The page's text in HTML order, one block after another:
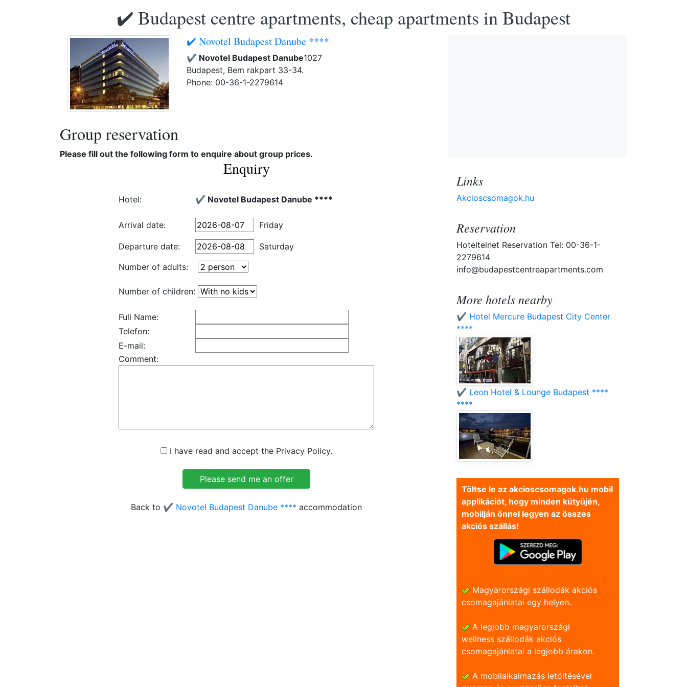
✔️ Budapest centre apartments, cheap apartments in Budapest
✔️ Novotel Budapest Danube ****
✔️ Novotel Budapest Danube1027
Budapest, Bem rakpart 33-34.
Phone: 00-36-1-2279614
Group reservation
Please fill out the following form to enquire about group prices.
Enquiry
Hotel: ✔️ Novotel Budapest Danube ****
Arrival date: Friday
Departure date:
Saturday
Number of adults:
Number of children:
Full Name:
Telefon:
E-mail:
Comment:
I have read and accept the Privacy Policy.
Back to ✔️ Novotel Budapest Danube **** accommodation
Links
Akcioscsomagok.hu
Reservation
Hoteltelnet Reservation Tel: 00-36-1-
2279614
info@budapestcentreapartments.com
More hotels nearby
✔️ Hotel Mercure Budapest City Center
****
✔️ Leon Hotel & Lounge Budapest ****
****
Töltse le az akcioscsomagok.hu mobil
applikációt, hogy minden kütyüjén,
mobilján önnel legyen az összes
akciós szállás!
Magyarországi szállodák akciós
csomagajánlatai egy helyen.
A legjobb magyarországi
wellness szállodák akciós
csomagajánlatai a legjobb árakon.
A mobilalkalmazás letöltésével